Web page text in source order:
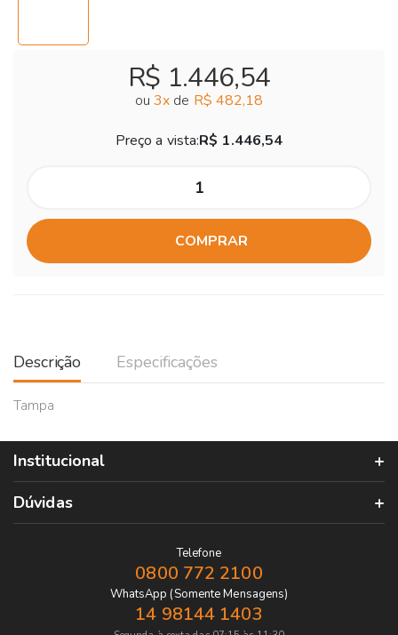
R$ 1.446,54
ou 3x de R$ 482,18
Preço a vista:R$ 1.446,54
COMPRAR
Descrição Especificações
Tampa
Institucional
Dúvidas
Telefone
0800 772 2100
WhatsApp (Somente Mensagens)
14 98144 1403